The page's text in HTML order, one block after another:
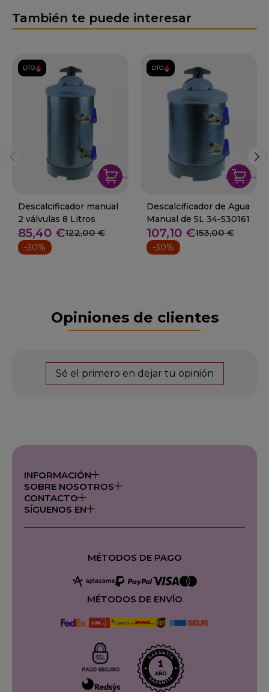
También te puede interesar
DTO.
Descalcificador manual
2 válvulas 8 Litros
85,40 €122,00 €
-30%
DTO.
Descalcificador de Agua
Manual de 5L 34-530161
107,10 €153,00 €
-30%
Opiniones de clientes
Sé el primero en dejar tu opinión
INFORMACIÓN
SOBRE NOSOTROS
CONTACTO
SÍGUENOS EN
MÉTODOS DE PAGO
MÉTODOS DE ENVÍO